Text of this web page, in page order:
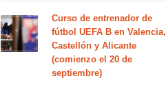
Curso de entrenador de
fútbol UEFA B en Valencia,
Castellón y Alicante
(comienzo el 20 de
septiembre)